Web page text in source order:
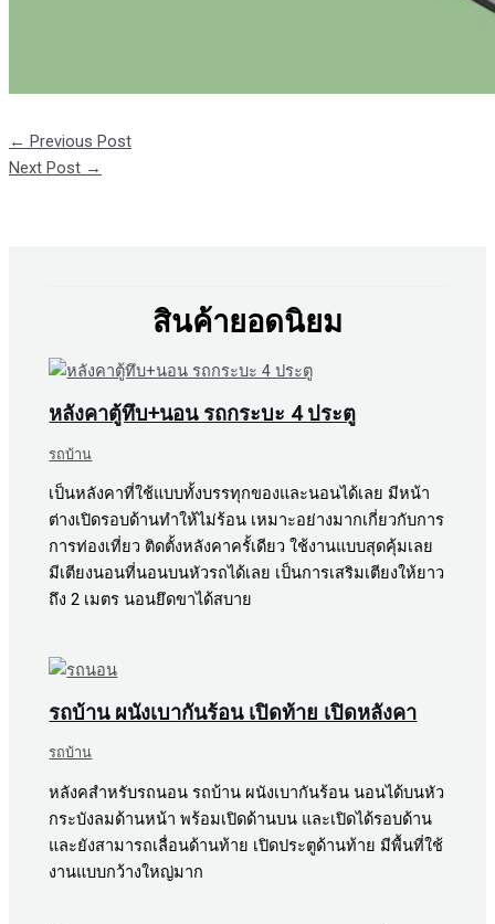
← Previous Post
Next Post →
สินค้ายอดนิยม
หลังคาตู้ทึบ+นอน รถกระบะ 4 ประตู
รถบ้าน
เป็นหลังคาที่ใช้แบบทั้งบรรทุกของและนอนได้เลย มีหน้า
ต่างเปิดรอบด้านทำให้ไม่ร้อน เหมาะอย่างมากเกี่ยวกับการ
การท่องเที่ยว ติดตั้งหลังคาครั้เดียว ใช้งานแบบสุดคุ้มเลย
มีเตียงนอนที่นอนบนหัวรถได้เลย เป็นการเสริมเตียงให้ยาว
ถึง 2 เมตร นอนยึดขาได้สบาย
รถบ้าน ผนังเบากันร้อน เปิดท้าย เปิดหลังคา
รถบ้าน
หลังคสำหรับรถนอน รถบ้าน ผนังเบากันร้อน นอนได้บนหัว
กระบังลมด้านหน้า พร้อมเปิดด้านบน และเปิดได้รอบด้าน
และยังสามารถเลื่อนด้านท้าย เปิดประตูด้านท้าย มีพื้นที่ใช้
งานแบบกว้างใหญ่มาก